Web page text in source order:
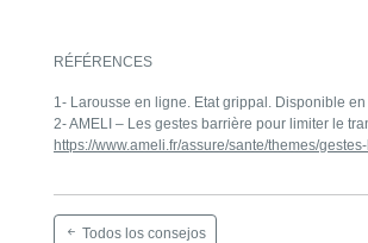
RÉFÉRENCES
1- Larousse en ligne. Etat grippal. Disponible en
2- AMELI – Les gestes barrière pour limiter le
https://www.ameli.fr/assure/sante/themes/
Todos los consejos